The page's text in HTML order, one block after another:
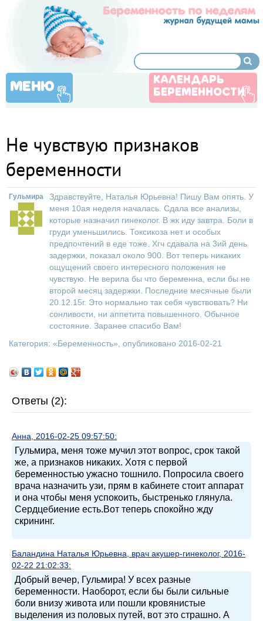
МЕНЮ
КАЛЕНДАРЬ
БЕРЕМЕННОСТИ
Не чувствую признаков
беременности
Гульмира
Здравствуйте, Наталья Юрьевна! Пишу Вам опять. У
меня 10ая неделя началась. Сдала все анализы,
которые назначил гинеколог. В жк иду завтра. Боли в
груди уменьшились. Токсикоза нет и особых
предпочтений в еде тоже. Хгч сдавала на 3ий день
задержки, показал около 900. Вот теперь никаких
ощущений своего интересного положения не
чувствую. Не верила бы что беременна, если бы не
второй месяц задержки. Последние месячные были
20.12.15г. Это нормально так себя чувствовать? Ни
сонливости, ни аппетита повышенного. Обычное
состояние. Заранее спасибо Вам!
Категория: «Беременность», опубликовано 2016-02-21
Ответы (2):
Анна, 2016-02-25 09:57:50:
Гульмира, меня тоже мучил этот вопрос, срок такой
же, а признаков никаких. Хотя с первой
беременностью ужасно тошнило. Попросила своего
врача назначить узи, прям в кабинете стоит аппарат
и она чтобы меня успокоить, быстренько глянула.
Сердцебиение есть.Вот теперь спокойно жду
скрининг.
Баландина Наталья Юрьевна, врач акушер-гинеколог, 2016-
02-22 21:02:33:
Добрый вечер, Гульмира! У всех разные
беременности. Наоборот, если бы были сильные
боли внизу живота или пошли кровянистые
выделения из половых путей, вот это страшно. А